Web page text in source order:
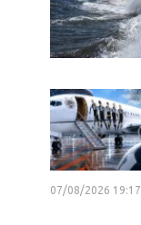
07/08/2026 19:17